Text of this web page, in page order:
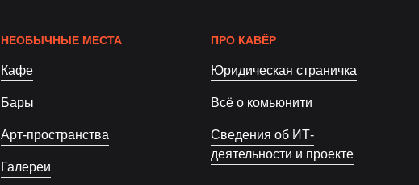
НЕОБЫЧНЫЕ МЕСТА
Кафе
Бары
Арт-пространства
Галереи
ПРО КАВЁР
Юридическая страничка
Всё о комьюнити
Сведения об ИТ-
деятельности и проекте